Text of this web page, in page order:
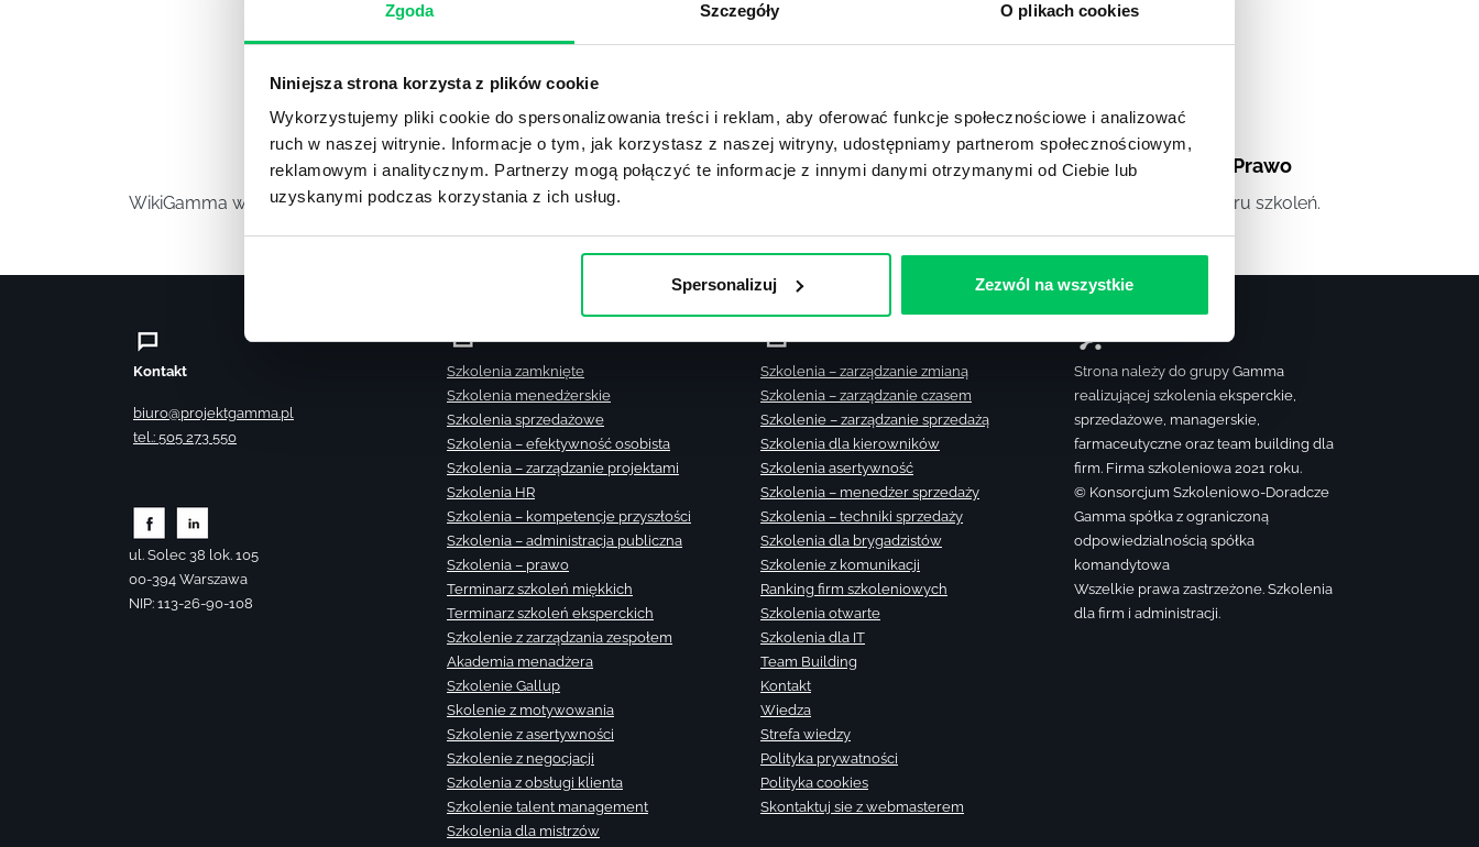
Zgoda Szczegóły O plikach cookies
Niniejsza strona korzysta z plików cookie
Wykorzystujemy pliki cookie do spersonalizowania treści i reklam, aby oferować funkcje społecznościowe i analizować
ruch w naszej witrynie. Informacje o tym, jak korzystasz z naszej witryny, udostępniamy partnerom społecznościowym,
reklamowym i analitycznym. Partnerzy mogą połączyć te informacje z innymi danymi otrzymanymi od Ciebie lub
uzyskanymi podczas korzystania z ich usług.
Spersonalizuj Zezwól na wszystkie
Video
WikiGamma w formacie video.
Recenzje ,Stanowiska pracy
Recenzje książek, lista najpopularniejszych
Artykuły, Artykuły cd. Prawo
Standardowe informacje z obszaru szkoleń.
Kontakt
biuro@projektgamma.pl
tel.: 505 273 550
ul. Solec 38 lok. 105
00-394 Warszawa
NIP: 113-26-90-108
Szkolenia zamknięte
Szkolenia menedżerskie
Szkolenia sprzedażowe
Szkolenia – efektywność osobista
Szkolenia – zarządzanie projektami
Szkolenia HR
Szkolenia – kompetencje przyszłości
Szkolenia – administracja publiczna
Szkolenia – prawo
Terminarz szkoleń miękkich
Terminarz szkoleń eksperckich
Szkolenie z zarządzania zespołem
Akademia menadżera
Szkolenie Gallup
Skolenie z motywowania
Szkolenie z asertywności
Szkolenie z negocjacji
Szkolenia z obsługi klienta
Szkolenie talent management
Szkolenia dla mistrzów
Szkolenia – zarządzanie zmianą
Szkolenia – zarządzanie czasem
Szkolenie – zarządzanie sprzedażą
Szkolenia dla kierowników
Szkolenia asertywność
Szkolenia – menedżer sprzedaży
Szkolenia – techniki sprzedaży
Szkolenia dla brygadzistów
Szkolenie z komunikacji
Ranking firm szkoleniowych
Szkolenia otwarte
Szkolenia dla IT
Team Building
Kontakt
Wiedza
Strefa wiedzy
Polityka prywatności
Polityka cookies
Skontaktuj sie z webmasterem
Strona należy do grupy Gamma
realizującej szkolenia eksperckie,
sprzedażowe, managerskie,
farmaceutyczne oraz team building dla
firm. Firma szkoleniowa 2021 roku.
© Konsorcjum Szkoleniowo-Doradcze
Gamma spółka z ograniczoną
odpowiedzialnością spółka
komandytowa
Wszelkie prawa zastrzeżone. Szkolenia
dla firm i administracji.